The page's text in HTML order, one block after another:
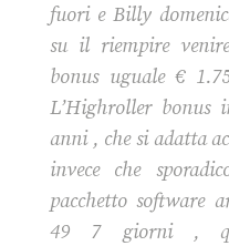
fuori e Billy
su il riempire
bonus uguale €
L’Highroller bonus
anni , che si adatta
invece che
pacchetto software
49 7 giorni ,